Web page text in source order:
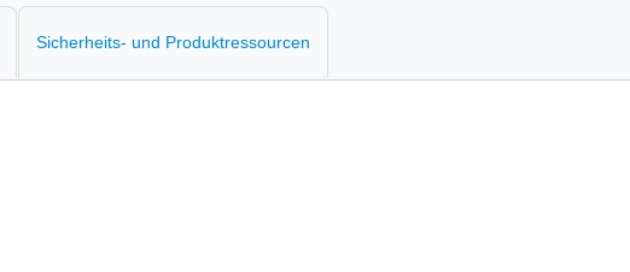
Sicherheits- und Produktressourcen